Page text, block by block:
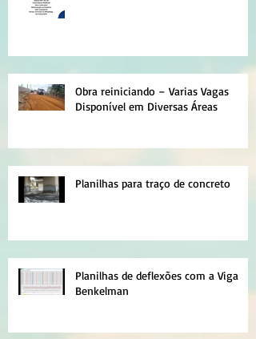
Obra reiniciando – Varias Vagas
Disponível em Diversas Áreas
Planilhas para traço de concreto
Planilhas de deflexões com a Viga
Benkelman